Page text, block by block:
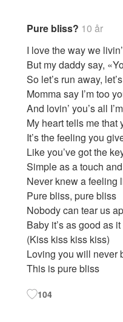
Pure bliss? 10 år
I love the way we
But my daddy say,
So let’s run away,
Momma say I’m too
And lovin’ you’s all
My heart tells me that
It’s the feeling you
Like you’ve got the
Simple as a touch
Never knew a feeling
Pure bliss, pure bliss
Nobody can tear us
Baby it’s as good as
(Kiss kiss kiss kiss)
Loving you will never
This is pure bliss
104